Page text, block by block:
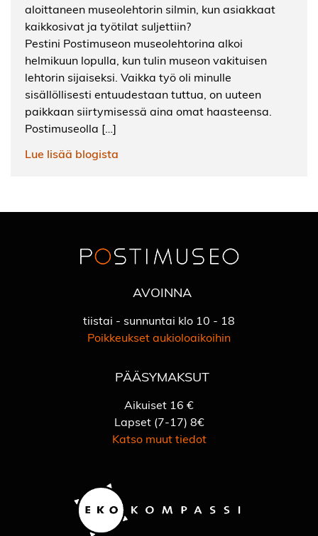
aloittaneen museolehtorin silmin, kun asiakkaat
kaikkosivat ja työtilat suljettiin?
Pestini Postimuseon museolehtorina alkoi
helmikuun lopulla, kun tulin museon vakituisen
lehtorin sijaiseksi. Vaikka työ oli minulle
sisällöllisesti entuudestaan tuttua, on uuteen
paikkaan siirtymisessä aina omat haasteensa.
Postimuseolla […]
Lue lisää blogista
AVOINNA
tiistai - sunnuntai klo 10 - 18
Poikkeukset aukioloaikoihin
PÄÄSYMAKSUT
Aikuiset 16 €
Lapset (7-17) 8€
Katso muut tiedot